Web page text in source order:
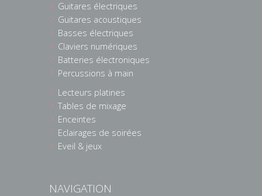
Guitares électriques
Guitares acoustiques
Basses électriques
Claviers numériques
Batteries électroniques
Percussions à main
Lecteurs platines
Tables de mixage
Enceintes
Eclairages de soirées
Eveil & jeux
NAVIGATION